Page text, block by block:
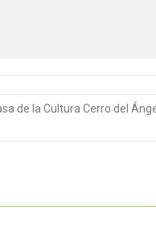
de la Cultura Cerro del